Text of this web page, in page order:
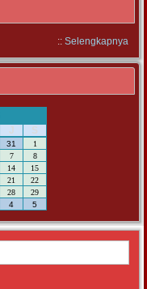
:: Selengkapnya
J S
31
1
7
8
14
15
21
22
28
29
4 5